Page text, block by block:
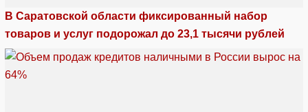
В Саратовской области фиксированный набор
товаров и услуг подорожал до 23,1 тысячи рублей